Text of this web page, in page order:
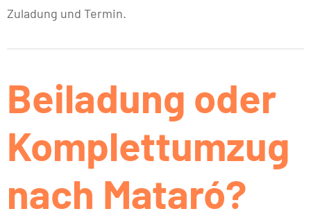
Zuladung und Termin.
Beiladung oder
Komplettumzug
nach Mataró?